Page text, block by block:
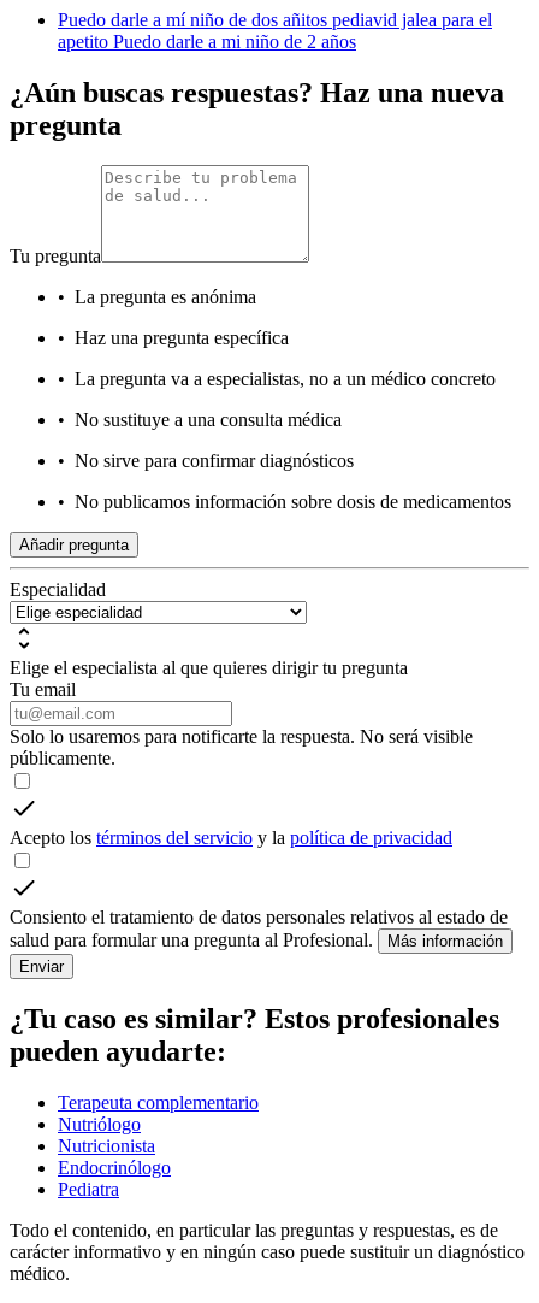
Puedo darle a mí niño de dos añitos pediavid jalea para el
apetito Puedo darle a mi niño de 2 años
¿Aún buscas respuestas? Haz una nueva
pregunta
Tu pregunta
• La pregunta es anónima
• Haz una pregunta específica
• La pregunta va a especialistas, no a un médico concreto
• No sustituye a una consulta médica
• No sirve para confirmar diagnósticos
• No publicamos información sobre dosis de medicamentos
Añadir pregunta
Especialidad
Elige el especialista al que quieres dirigir tu pregunta
Tu email
Solo lo usaremos para notificarte la respuesta. No será visible
públicamente.
Acepto los términos del servicio y la política de privacidad
Consiento el tratamiento de datos personales relativos al estado de
salud para formular una pregunta al Profesional.
Más información
Enviar
¿Tu caso es similar? Estos profesionales
pueden ayudarte:
Terapeuta complementario
Nutriólogo
Nutricionista
Endocrinólogo
Pediatra
Todo el contenido, en particular las preguntas y respuestas, es de
carácter informativo y en ningún caso puede sustituir un diagnóstico
médico.